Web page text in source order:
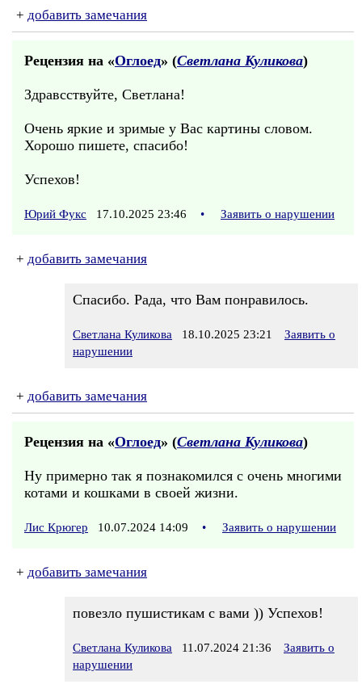
+ добавить замечания
Рецензия на «Оглоед» (Светлана Куликова)
Здравсствуйте, Светлана!
Очень яркие и зримые у Вас картины словом.
Хорошо пишете, спасибо!
Успехов!
Юрий Фукс 17.10.2025 23:46 • Заявить о нарушении
+ добавить замечания
Спасибо. Рада, что Вам понравилось.
Светлана Куликова 18.10.2025 23:21
Заявить о
нарушении
+ добавить замечания
Рецензия на «Оглоед» (Светлана Куликова)
Ну примерно так я познакомился с очень многими
котами и кошками в своей жизни.
Лис Крюгер 10.07.2024 14:09 • Заявить о нарушении
+ добавить замечания
повезло пушистикам с вами )) Успехов!
Светлана Куликова 11.07.2024 21:36
Заявить о
нарушении